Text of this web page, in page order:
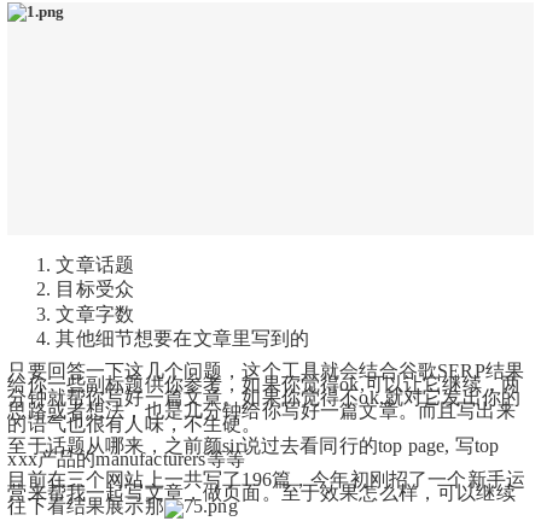
文章话题
目标受众
文章字数
其他细节想要在文章里写到的
只要回答一下这几个问题，这个工具就会结合谷歌SERP结果
给你一些副标题供你参考，如果你觉得ok,可以让它继续，两
分钟就帮你写好一篇文章。如果你觉得不ok,就对它发出你的
思路或者想法，也是几分钟给你写好一篇文章。而且写出来
的语气也很有人味，不生硬。
至于话题从哪来，之前颜sir说过去看同行的top page, 写top
xxx产品的manufacturers等等
目前在三个网站上一共写了196篇，今年初刚招了一个新手运
营来帮我一起写文章，做页面。至于效果怎么样，可以继续
往下看结果展示那